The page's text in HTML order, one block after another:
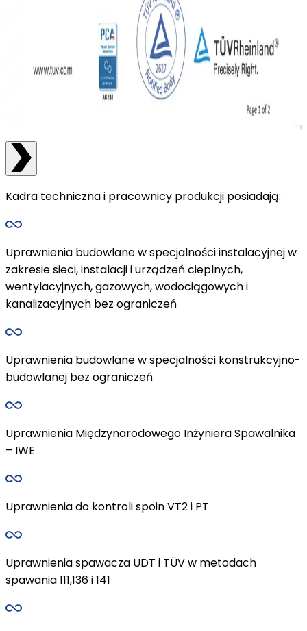
Kadra techniczna i pracownicy produkcji posiadają:
Uprawnienia budowlane w specjalności instalacyjnej w
zakresie sieci, instalacji i urządzeń cieplnych,
wentylacyjnych, gazowych, wodociągowych i
kanalizacyjnych bez ograniczeń
Uprawnienia budowlane w specjalności konstrukcyjno-
budowlanej bez ograniczeń
Uprawnienia Międzynarodowego Inżyniera Spawalnika
– IWE
Uprawnienia do kontroli spoin VT2 i PT
Uprawnienia spawacza UDT i TÜV w metodach
spawania 111,136 i 141